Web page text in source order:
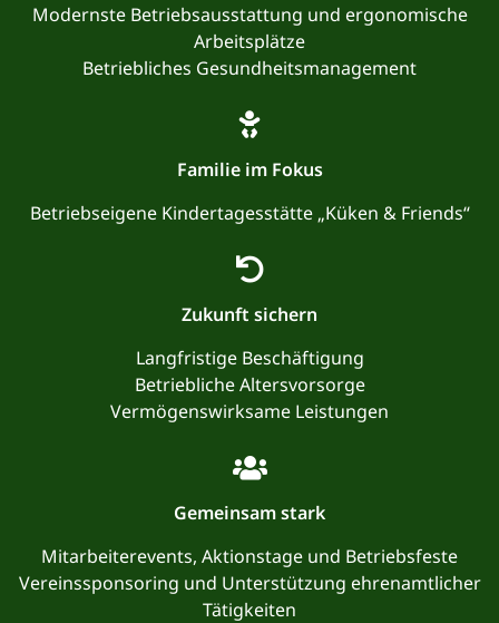
Modernste Betriebsausstattung und ergonomische
Arbeitsplätze
Betriebliches Gesundheitsmanagement
Familie im Fokus
Betriebseigene Kindertagesstätte „Küken & Friends“
Zukunft sichern
Langfristige Beschäftigung
Betriebliche Altersvorsorge
Vermögenswirksame Leistungen
Gemeinsam stark
Mitarbeiterevents, Aktionstage und Betriebsfeste
Vereinssponsoring und Unterstützung ehrenamtlicher
Tätigkeiten